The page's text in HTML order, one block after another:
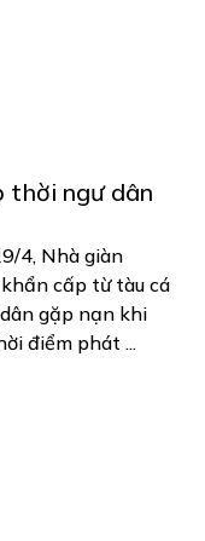
thời ngư dân
4, Nhà giàn
cấp từ tàu cá
gặp nạn khi
điểm phát ...